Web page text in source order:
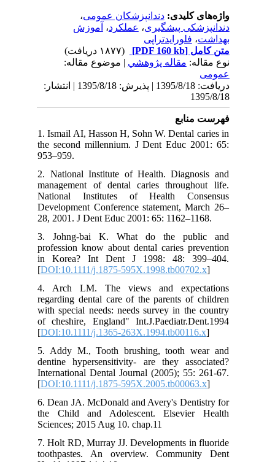
واژه‌های کلیدی:دندانپزشکان عمومی،
دندانپزشکی پیشگیری،عملکرد ،آموزش
بهداشت،فلورایدتراپی
متن کامل[PDF 160 kb]
نوع مقاله:مقاله پژوهشي| موضوع مقاله:
عمومى
دریافت: 1395/8/18 | پذیرش: 1395/8/18 | انتشار:
1395/8/18
فهرست منابع
1. Ismail AI, Hasson H, Sohn W. Dental caries in
the second millennium. J Dent Educ 2001: 65:
953–959.
2. National Institute of Health. Diagnosis and
management of dental caries throughout life.
National Institutes of Health Consensus
Development Conference statement, March 26–
28, 2001. J Dent Educ 2001: 65: 1162–1168.
3. Johng-bai K. What do the public and
profession know about dental caries prevention
in Korea? Int Dent J 1998: 48: 399–404.
[DOI:10.1111/j.1875-595X.1998.tb00702.x
4. Arch LM. The views and expectations
regarding dental care of the parents of children
with special needs: needs survey in the country
of cheshire, England" Int.J.Paediatr.Dent.1994
[DOI:10.1111/j.1365-263X.1994.tb00116.x
5. Addy M., Tooth brushing, tooth wear and
dentine hypersensitivity- are they associated?
International Dental Journal (2005); 55: 261-67.
[DOI:10.1111/j.1875-595X.2005.tb00063.x
6. Dean JA. McDonald and Avery's Dentistry for
the Child and Adolescent. Elsevier Health
Sciences; 2015 Aug 10. chap.11
7. Holt RD, Murray JJ. Developments in fluoride
toothpastes. An overview. Community Dent